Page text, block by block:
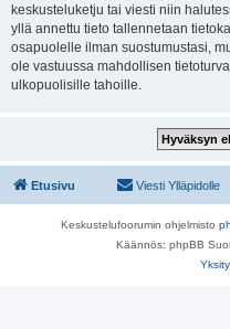
keskusteluketju tai viesti niin
yllä annettu tieto tallennetaan
osapuolelle ilman suostumustasi,
ole vastuussa mahdollisen
ulkopuolisille tahoille.
Etusivu Viesti Ylläpidolle
Keskustelufoorumin ohjelmisto
Käännös: phpBB